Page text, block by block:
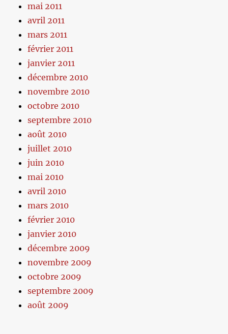
mai 2011
avril 2011
mars 2011
février 2011
janvier 2011
décembre 2010
novembre 2010
octobre 2010
septembre 2010
août 2010
juillet 2010
juin 2010
mai 2010
avril 2010
mars 2010
février 2010
janvier 2010
décembre 2009
novembre 2009
octobre 2009
septembre 2009
août 2009